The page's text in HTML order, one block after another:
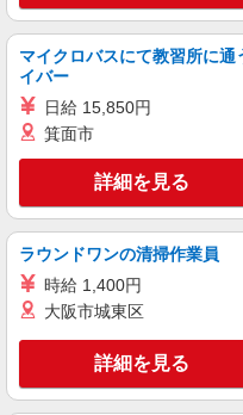
マイクロバスにて教習所に通
イバー
日給 15,850円
箕面市
詳細を見る
ラウンドワンの清掃作業員
時給 1,400円
大阪市城東区
詳細を見る